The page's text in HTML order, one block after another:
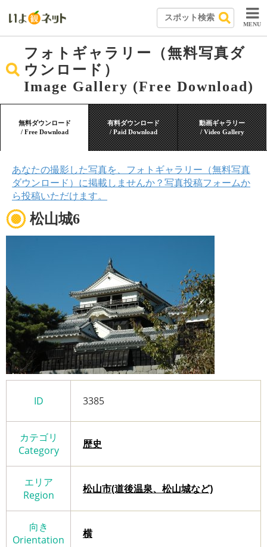
MENU
フォトギャラリー（無料写真ダ
ウンロード）
Image Gallery (Free Download)
無料ダウンロード
/ Free Download
有料ダウンロード
/ Paid Download
動画ギャラリー
/ Video Gallery
あなたの撮影した写真を、フォトギャラリー（無料写真
ダウンロード）に掲載しませんか？写真投稿フォームか
ら投稿いただけます。
松山城6
ID 3385
カテゴリ
Category
歴史
エリア
Region
松山市(道後温泉、松山城など)
向き
Orientation
横